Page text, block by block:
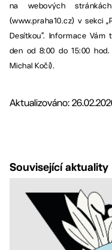
na webových
(www.praha10.cz) v sekci
Desítkou“. Informace
den od 8:00 do 15:00
Michal Kočí).
Aktualizováno:
Související aktuality